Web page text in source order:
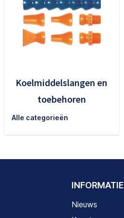
Koelmiddelslangen en
toebehoren
Alle categorieën
INFORMATIE
Nieuws